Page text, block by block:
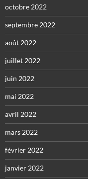
octobre 2022
septembre 2022
août 2022
juillet 2022
juin 2022
mai 2022
avril 2022
mars 2022
février 2022
janvier 2022